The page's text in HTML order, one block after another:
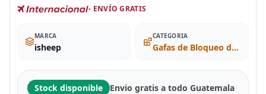
- ENVÍO GRATIS
MARCA
isheep
CATEGORIA
Gafas de Bloqueo de Luz Azul
Stock disponible Envio gratis a todo Guatemala